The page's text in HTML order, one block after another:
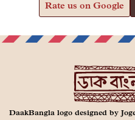
Rate us on Google
DaakBangla logo designed by